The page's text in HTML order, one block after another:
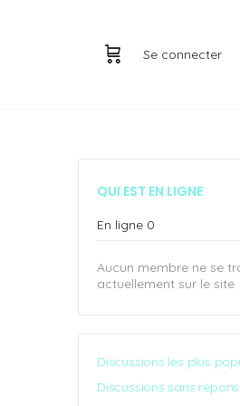
Se connecter
QUI EST EN LIGNE
En ligne 0
Aucun membre ne se
actuellement sur le site
Discussions les plus
Discussions sans